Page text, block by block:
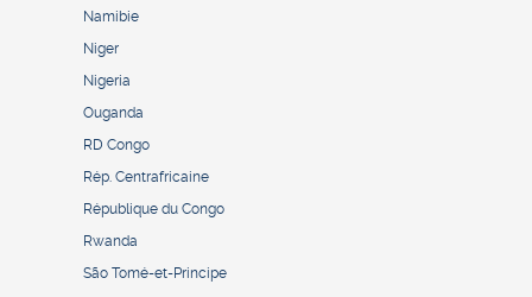
Namibie
Niger
Nigeria
Ouganda
RD Congo
Rép. Centrafricaine
République du Congo
Rwanda
São Tomé-et-Principe